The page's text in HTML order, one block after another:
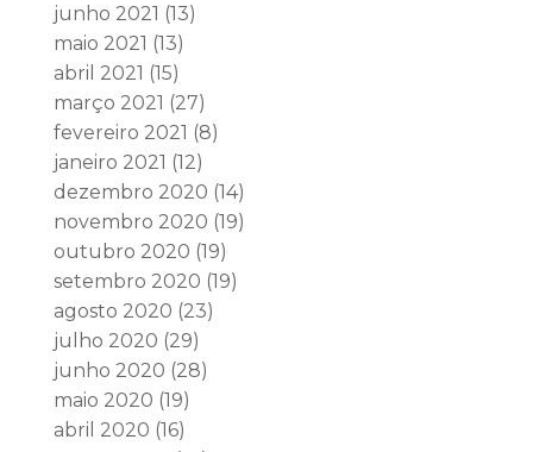
junho 2021 (13)
maio 2021 (13)
abril 2021 (15)
março 2021 (27)
fevereiro 2021 (8)
janeiro 2021 (12)
dezembro 2020 (14)
novembro 2020 (19)
outubro 2020 (19)
setembro 2020 (19)
agosto 2020 (23)
julho 2020 (29)
junho 2020 (28)
maio 2020 (19)
abril 2020 (16)